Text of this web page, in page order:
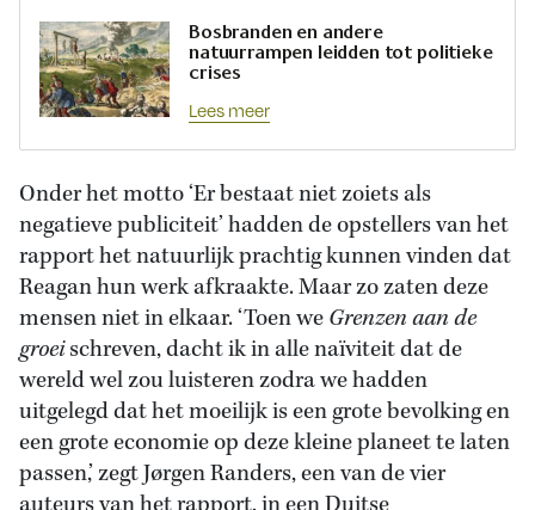
Bosbranden en andere
natuurrampen leidden tot politieke
crises
Lees meer
Onder het motto ‘Er bestaat niet zoiets als
negatieve publiciteit’ hadden de opstellers van het
rapport het natuurlijk prachtig kunnen vinden dat
Reagan hun werk afkraakte. Maar zo zaten deze
mensen niet in elkaar. ‘Toen weGrenzen aan de
groeischreven, dacht ik in alle naïviteit dat de
wereld wel zou luisteren zodra we hadden
uitgelegd dat het moeilijk is een grote bevolking en
een grote economie op deze kleine planeet te laten
passen,’ zegt Jørgen Randers, een van de vier